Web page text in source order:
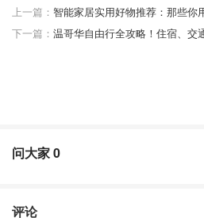
giphy
电子墨水屏
其实很多人购买Kindle而不是使用
上一篇： 智能家居实用好物推荐：那些你
下一篇：
问大家0
评论